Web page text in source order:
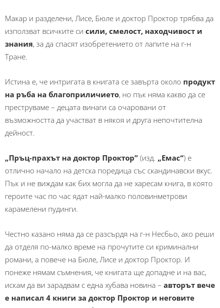
Макар и разделени, Лисе, Бюле и доктор Проктор трябва да
използват всичките си сили, смелост, находчивост и
знания, за да спасят изобретението от лапите на г-н
Тране.
Истина е, че интригата в книгата се завърта около продукт
на ръба на благоприличието, но пък няма какво да се
преструваме – децата винаги са очаровани от
възможността да участват в някоя и друга непочтителна
дейност.
„Пръц-прахът на доктор Проктор” (изд. „Емас“) е
отлично начало на детска поредица със скандинавски вкус.
Пък и не виждам как бих могла да не харесам книга, в която
героите час по час ядат най-малко половинметрови
карамелени пудинги.
Честно казано няма да се разсърдя на г-н Несбьо, ако реши
да отделя по-малко време на прочутите си криминални
романи, а повече на Бюле, Лисе и доктор Проктор. И
понеже нямам съмнения, че книгата ще допадне и на вас,
искам да ви зарадвам с една хубава новина – авторът вече
е написал 4 книги за доктор Проктор и неговите